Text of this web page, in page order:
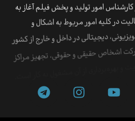
امور تولید و پخش فیلم آغاز به
در کلیه امور مربوط به اشکال و
اشخاص حقیقی و حقوقی، تجهیز مراکز
و بهره‌برداری از آن مشغول به کار است.